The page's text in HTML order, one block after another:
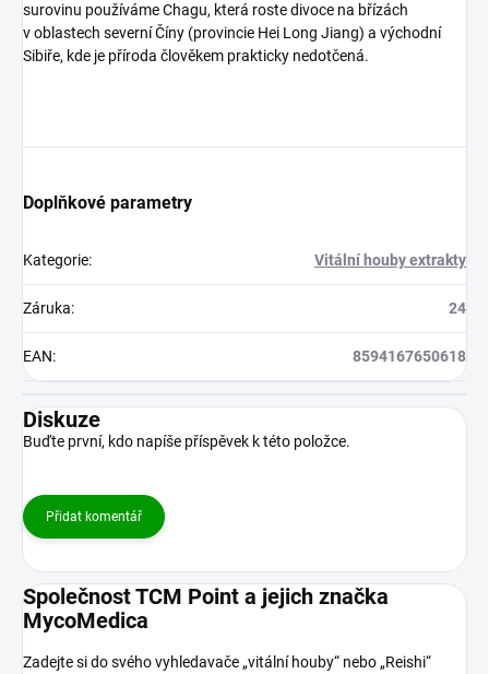
surovinu používáme Chagu, která roste divoce na břízách
v oblastech severní Číny (provincie Hei Long Jiang) a východní
Sibiře, kde je příroda člověkem prakticky nedotčená.
Doplňkové parametry
Kategorie: Vitální houby extrakty
Záruka: 24
EAN: 8594167650618
Diskuze
Buďte první, kdo napíše příspěvek k této položce.
Přidat komentář
Společnost TCM Point a jejich značka
MycoMedica
Zadejte si do svého vyhledavače „vitální houby“ nebo „Reishi“